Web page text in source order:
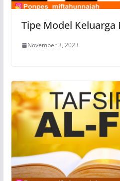
Tipe Model Keluarga
November 3, 2023